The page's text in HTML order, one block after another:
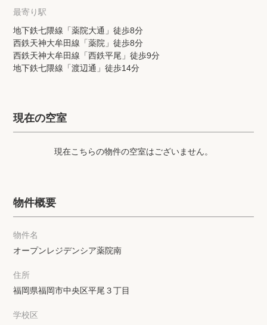
各種お問い合わせ
高級賃貸物件コラム modern classについて
高級賃貸物件トピック 会社概要
商標について
最寄り駅
地下鉄七隈線「薬院大通」徒歩8分
西鉄天神大牟田線「薬院」徒歩8分
西鉄天神大牟田線「西鉄平尾」徒歩9分
地下鉄七隈線「渡辺通」徒歩14分
現在の空室
現在こちらの物件の空室はございません。
物件概要
物件名
オープンレジデンシア薬院南
住所
福岡県福岡市中央区平尾３丁目
学校区